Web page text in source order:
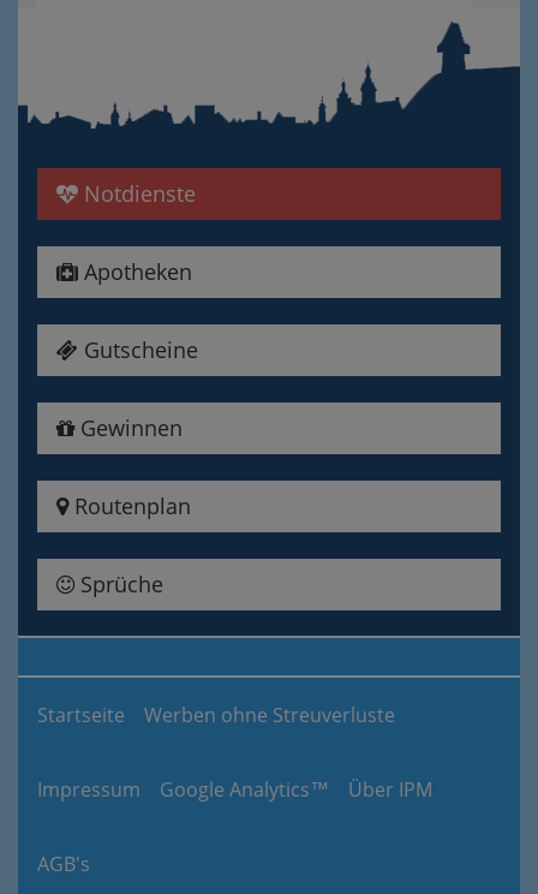
Notdienste
Apotheken
Gutscheine
Gewinnen
Routenplan
Sprüche
Startseite Werben ohne Streuverluste
Impressum Google Analytics™ Über IPM
AGB's